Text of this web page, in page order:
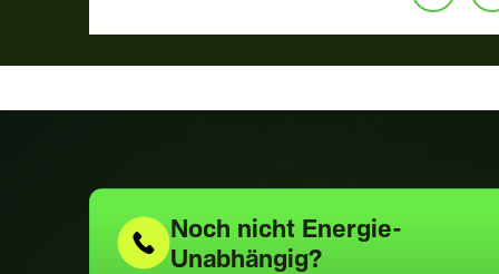
Noch nicht Energie-
Unabhängig?